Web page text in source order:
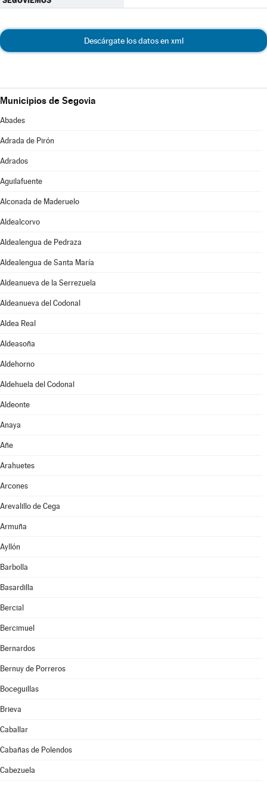
Descárgate los datos en xml
Municipios de Segovia
Abades
Adrada de Pirón
Adrados
Aguilafuente
Alconada de Maderuelo
Aldealcorvo
Aldealengua de Pedraza
Aldealengua de Santa María
Aldeanueva de la Serrezuela
Aldeanueva del Codonal
Aldea Real
Aldeasoña
Aldehorno
Aldehuela del Codonal
Aldeonte
Anaya
Añe
Arahuetes
Arcones
Arevalillo de Cega
Armuña
Ayllón
Barbolla
Basardilla
Bercial
Bercimuel
Bernardos
Bernuy de Porreros
Boceguillas
Brieva
Caballar
Cabañas de Polendos
Cabezuela